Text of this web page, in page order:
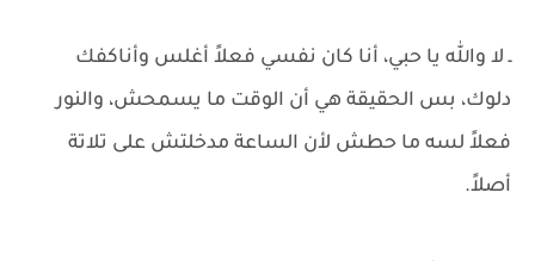
ـ لا والله يا حبي، أنا كان نفسي فعلاً أغلس وأناكفك
دلوك، بس الحقيقة هي أن الوقت ما يسمحش، والنور
فعلاً لسه ما حطش لأن الساعة مدخلتش على تلاتة
أصلاً.